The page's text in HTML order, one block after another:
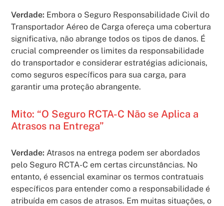
Verdade: Embora o Seguro Responsabilidade Civil do
Transportador Aéreo de Carga ofereça uma cobertura
significativa, não abrange todos os tipos de danos. É
crucial compreender os limites da responsabilidade
do transportador e considerar estratégias adicionais,
como seguros específicos para sua carga, para
garantir uma proteção abrangente.
Mito: “O Seguro RCTA-C Não se Aplica a
Atrasos na Entrega”
Verdade: Atrasos na entrega podem ser abordados
pelo Seguro RCTA-C em certas circunstâncias. No
entanto, é essencial examinar os termos contratuais
específicos para entender como a responsabilidade é
atribuída em casos de atrasos. Em muitas situações, o